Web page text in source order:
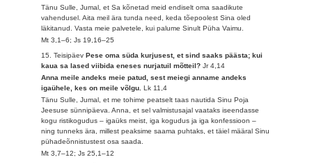
Tänu Sulle, Jumal, et Sa kõnetad meid endiselt oma saadikute
vahendusel. Aita meil ära tunda need, keda tõepoolest Sina oled
läkitanud. Vasta meie palvetele, kui palume Sinult Püha Vaimu.
Mt 3,1–6; Js 19,16–25
15. TeisipäevPese oma süda kurjusest, et sind saaks päästa; kui
kaua sa lased viibida eneses nurjatuil mõtteil?Jr 4,14
Anna meile andeks meie patud, sest meiegi anname andeks
igaühele, kes on meile võlgu.Lk 11,4
Tänu Sulle, Jumal, et me tohime peatselt taas nautida Sinu Poja
Jeesuse sünnipäeva. Anna, et sel valmistusajal vaataks iseendasse
kogu ristikogudus – igaüks meist, iga kogudus ja iga konfessioon –
ning tunneks ära, millest peaksime saama puhtaks, et täiel määral Sinu
pühadeõnnistustest osa saada.
Mt 3,7–12; Js 25,1–12